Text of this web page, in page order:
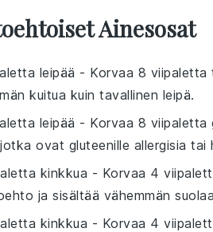
Ainesosat
leipää - Korvaa 8 viipaletta
kuitua kuin tavallinen leipä.
leipää - Korvaa 8 viipaletta
ovat gluteenille allergisia tai
kinkkua - Korvaa 4
ja sisältää vähemmän
kinkkua - Korvaa 4